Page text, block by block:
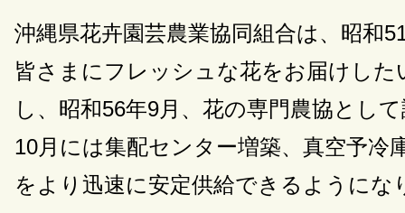
沖縄県花卉園芸農業協同組合は、昭和
皆さまにフレッシュな花をお届けした
し、昭和56年9月、花の専門農協とし
10月には集配センター増築、真空予冷
をより迅速に安定供給できるようにな